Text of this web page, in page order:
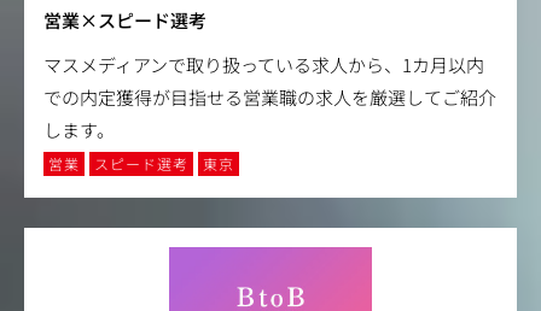
営業×スピード選考
マスメディアンで取り扱っている求人から、1カ月以内
での内定獲得が目指せる営業職の求人を厳選してご紹介
します。
営業 スピード選考 東京